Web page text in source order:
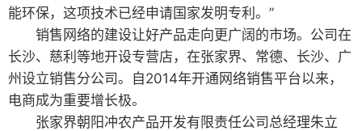
能环保，这项技术已经申请国家发明专利。”
销售网络的建设让好产品走向更广阔的市场。公司在
长沙、慈利等地开设专营店，在张家界、常德、长沙、广
州设立销售分公司。自2014年开通网络销售平台以来，
电商成为重要增长极。
张家界朝阳冲农产品开发有限责任公司总经理朱立